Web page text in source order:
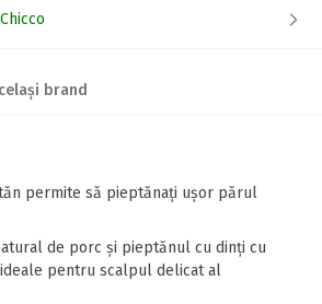
Chicco
brand
permite să pieptănați ușor părul
de porc și pieptănul cu dinți cu
pentru scalpul delicat al